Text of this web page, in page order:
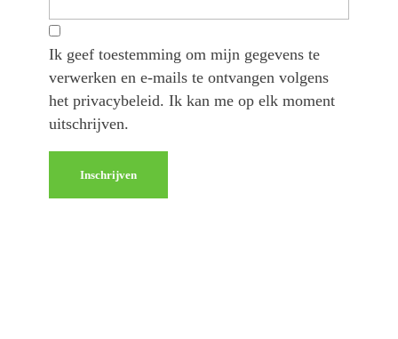
Ik geef toestemming om mijn gegevens te
verwerken en e-mails te ontvangen volgens
het privacybeleid. Ik kan me op elk moment
uitschrijven.
Inschrijven